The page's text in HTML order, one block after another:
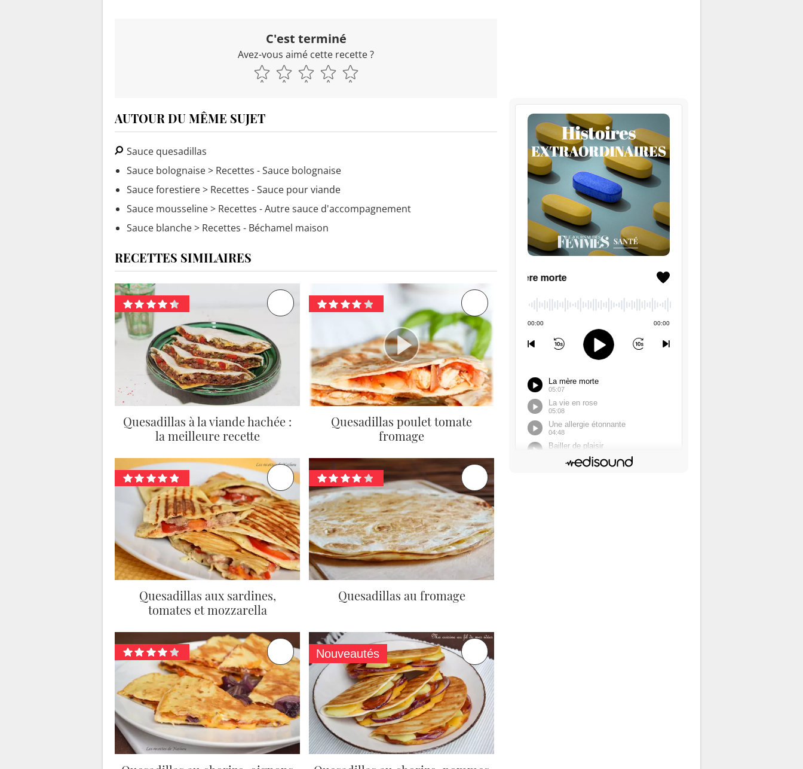
C'est terminé
Avez-vous aimé cette recette ?
AUTOUR DU MÊME SUJET
Sauce quesadillas
Sauce bolognaise> Recettes - Sauce bolognaise
Sauce forestiere> Recettes - Sauce pour viande
Sauce mousseline> Recettes - Autre sauce d'accompagnement
Sauce blanche> Recettes - Béchamel maison
RECETTES SIMILAIRES
Quesadillas à la viande hachée :
la meilleure recette
Quesadillas poulet tomate
fromage
Quesadillas aux sardines,
tomates et mozzarella
Quesadillas au fromage
Nouveautés